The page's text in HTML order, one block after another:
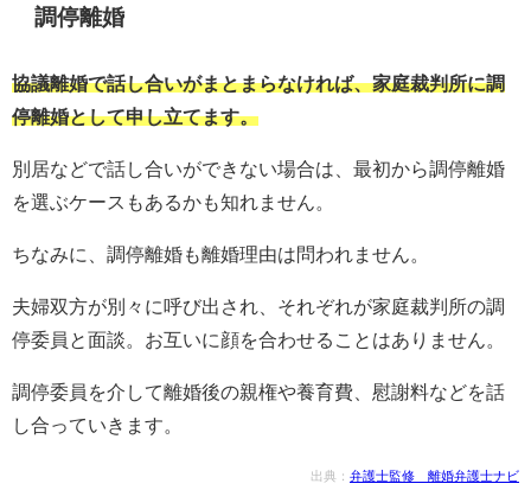
調停離婚
協議離婚で話し合いがまとまらなければ、家庭裁判所に調
停離婚として申し立てます。
別居などで話し合いができない場合は、最初から調停離婚
を選ぶケースもあるかも知れません。
ちなみに、調停離婚も離婚理由は問われません。
夫婦双方が別々に呼び出され、それぞれが家庭裁判所の調
停委員と面談。お互いに顔を合わせることはありません。
調停委員を介して離婚後の親権や養育費、慰謝料などを話
し合っていきます。
出典： 弁護士監修 離婚弁護士ナビ